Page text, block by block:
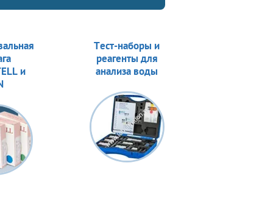
и
Тест-наборы и
реагенты для
анализа воды